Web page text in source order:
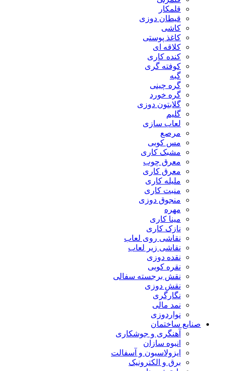
قلمکار
قیطان دوزی
کاشی
کاغذ پوستی
کلاقه ای
کنده کاری
کوفته گری
گبه
گره چینی
گره خورد
گلابتون دوزی
گلیم
لعاب سازی
مرصع
مس کوبی
مشبک کاری
معرق چوب
معرق کاری
مليله کاری
منبت کاری
منجوق دوزی
مهره
مینا کاری
نازک کاری
نقاشی روی لعاب
نقاشی زیر لعاب
نقده دوزی
نقره کوبی
نقش برجسته سفالی
نقش دوزی
نگارگری
نمد مالی
نواردوزی
صنایع ساختمان
آهنگری و جوشکاری
انبوه سازان
ایزولاسیون و آسفالت
برق و الکترونیک